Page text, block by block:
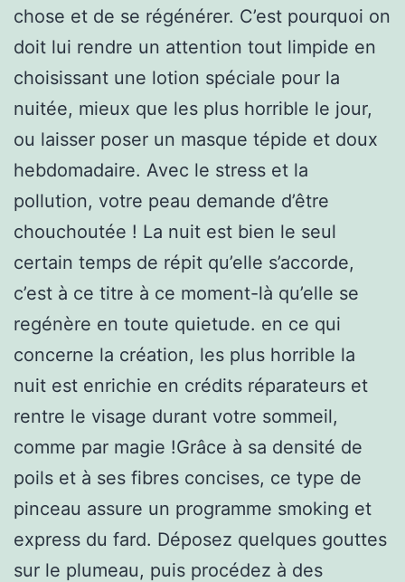
chose et de se régénérer. C’est pourquoi on
doit lui rendre un attention tout limpide en
choisissant une lotion spéciale pour la
nuitée, mieux que les plus horrible le jour,
ou laisser poser un masque tépide et doux
hebdomadaire. Avec le stress et la
pollution, votre peau demande d’être
chouchoutée ! La nuit est bien le seul
certain temps de répit qu’elle s’accorde,
c’est à ce titre à ce moment-là qu’elle se
regénère en toute quietude. en ce qui
concerne la création, les plus horrible la
nuit est enrichie en crédits réparateurs et
rentre le visage durant votre sommeil,
comme par magie !Grâce à sa densité de
poils et à ses fibres concises, ce type de
pinceau assure un programme smoking et
express du fard. Déposez quelques gouttes
sur le plumeau, puis procédez à des